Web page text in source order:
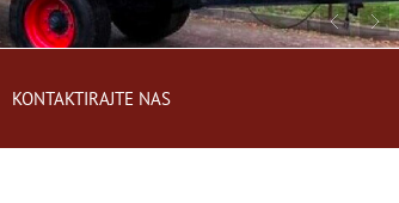
KONTAKTIRAJTE NAS